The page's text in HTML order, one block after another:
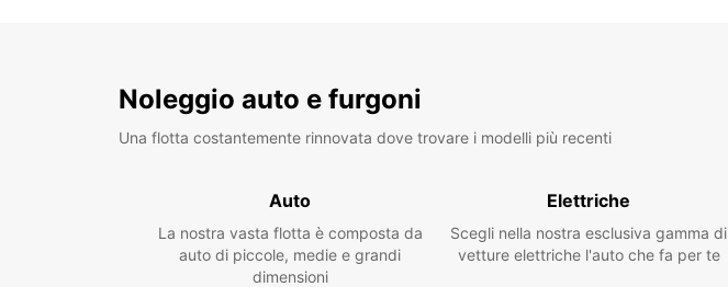
Noleggio auto e furgoni
Una flotta costantemente rinnovata dove trovare i modelli più recenti
Auto
La nostra vasta flotta è composta da
auto di piccole, medie e grandi
dimensioni
Elettriche
Scegli nella nostra esclusiva gamma di
vetture elettriche l'auto che fa per te